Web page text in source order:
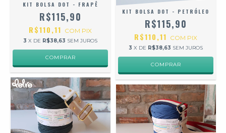
KIT BOLSA DOT - FRAPÊ
R$115,90
R$110,11 COM PIX
3 X DE R$38,63 SEM JUROS
KIT BOLSA DOT - PETRÓLEO
R$115,90
R$110,11 COM PIX
3 X DE R$38,63 SEM JUROS